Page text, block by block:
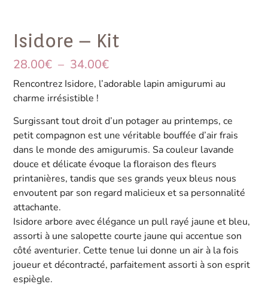
Isidore – Kit
28.00€ – 34.00€
Rencontrez Isidore, l’adorable lapin amigurumi au
charme irrésistible !
Surgissant tout droit d’un potager au printemps, ce
petit compagnon est une véritable bouffée d’air frais
dans le monde des amigurumis. Sa couleur lavande
douce et délicate évoque la floraison des fleurs
printanières, tandis que ses grands yeux bleus nous
envoutent par son regard malicieux et sa personnalité
attachante.
Isidore arbore avec élégance un pull rayé jaune et bleu,
assorti à une salopette courte jaune qui accentue son
côté aventurier. Cette tenue lui donne un air à la fois
joueur et décontracté, parfaitement assorti à son esprit
espiègle.